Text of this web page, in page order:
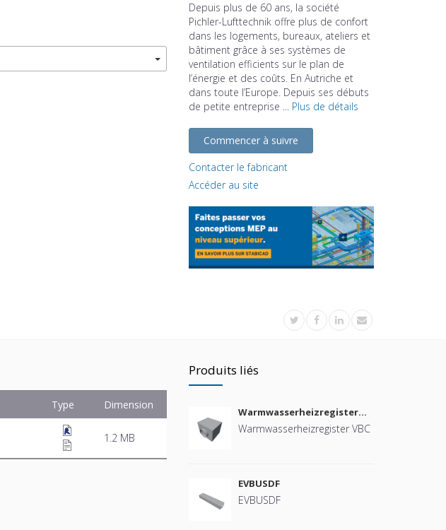
Depuis plus de 60 ans, la société
Pichler-Lufttechnik offre plus de confort
dans les logements, bureaux, ateliers et
bâtiment grâce à ses systèmes de
ventilation efficients sur le plan de
l’énergie et des coûts. En Autriche et
dans toute l’Europe. Depuis ses débuts
de petite entreprise ... Plus de détails
Commencer à suivre
Contacter le fabricant
Accéder au site
Type
Dimension
1.2 MB
Produits liés
Warmwasserheizregister
VBC
Warmwasserheizregister VBC
EVBUSDF
EVBUSDF